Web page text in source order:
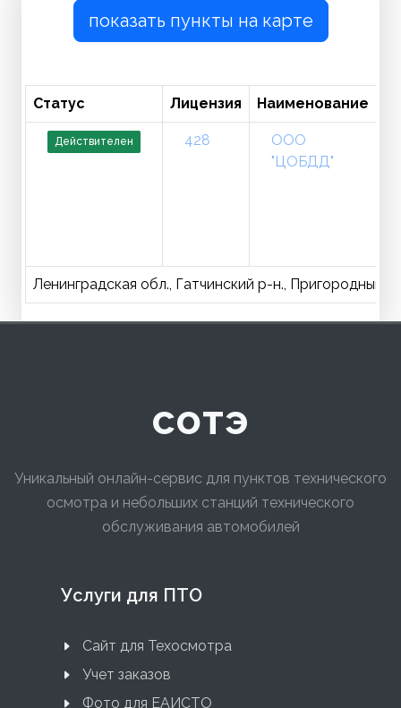
показать пункты на карте
Статус Лицензия Наименование
Действителен 428
ООО
"ЦОБДД"
Ленинградская обл., Гатчинский р-н., Пригородный п.,
сотэ
Уникальный онлайн-сервис для пунктов технического
осмотра и небольших станций технического
обслуживания автомобилей
Услуги для ПТО
Сайт для Техосмотра
Учет заказов
Фото для ЕАИСТО